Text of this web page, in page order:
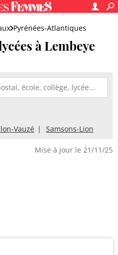
Pyrénées-Atlantiques
à Lembeye
Vauzé Samsons-Lion
Mise à jour le 21/11/25